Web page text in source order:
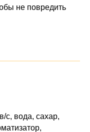
не повредить
с, вода, сахар,